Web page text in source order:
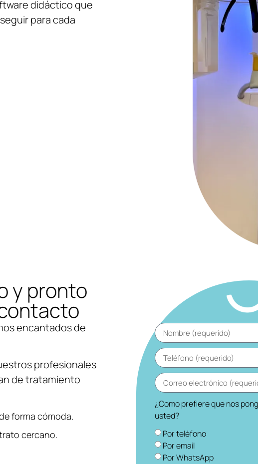
didáctico que
para cada
y pronto
encantados de
profesionales
de tratamiento
forma cómoda.
cercano.
¿Como prefiere que nos
usted?
Por teléfono
Por email
Por WhatsApp